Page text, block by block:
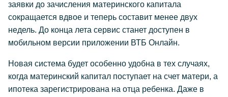
заявки до зачисления материнского капитала
сокращается вдвое и теперь составит менее двух
недель. До конца лета сервис станет доступен в
мобильном версии приложении ВТБ Онлайн.
Новая система будет особенно удобна в тех случаях,
когда материнский капитал поступает на счет матери, а
ипотека зарегистрирована на отца ребенка. Даже в